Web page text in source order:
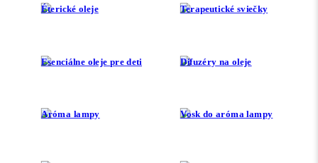
Éterické oleje Terapeutické sviečky
Esenciálne oleje pre deti Difuzéry na oleje
Aróma lampy Vosk do aróma lampy